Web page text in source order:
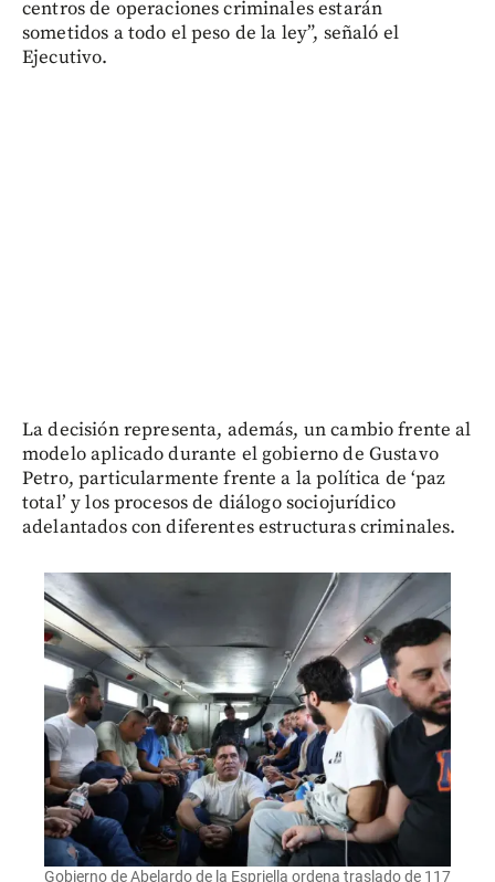
centros de operaciones criminales estarán
sometidos a todo el peso de la ley”, señaló el
Ejecutivo.
La decisión representa, además, un cambio frente al
modelo aplicado durante el gobierno de Gustavo
Petro, particularmente frente a la política de ‘paz
total’ y los procesos de diálogo sociojurídico
adelantados con diferentes estructuras criminales.
Gobierno de Abelardo de la Espriella ordena traslado de 117